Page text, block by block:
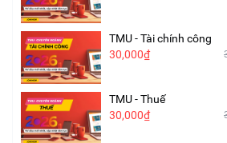
TMU - Tài chính công
30,000₫
TMU - Thuế
30,000₫